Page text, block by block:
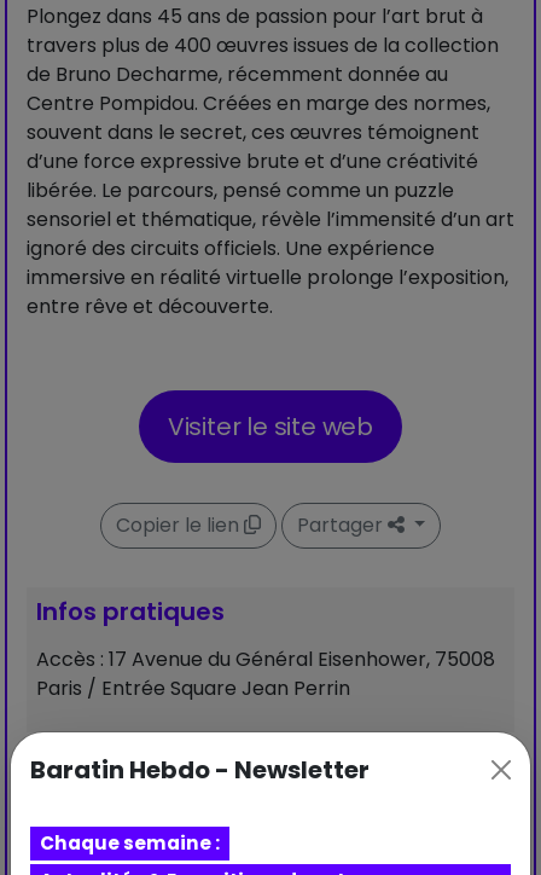
Infos pratiques
Accès : 17 Avenue du Général Eisenhower, 75008
Paris / Entrée Square Jean Perrin
Plongez dans 45 ans de passion pour l’art brut à
travers plus de 400 œuvres issues de la collection
de Bruno Decharme, récemment donnée au
Centre Pompidou. Créées en marge des normes,
souvent dans le secret, ces œuvres témoignent
d’une force expressive brute et d’une créativité
libérée. Le parcours, pensé comme un puzzle
sensoriel et thématique, révèle l’immensité d’un art
ignoré des circuits officiels. Une expérience
immersive en réalité virtuelle prolonge l’exposition,
entre rêve et découverte.
Visiter le site web
Copier le lien Partager
Baratin Hebdo - Newsletter
Chaque semaine :